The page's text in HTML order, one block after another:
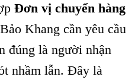
Đơn vị chuyển hàng
Bảo Khang cần yêu cầu
đúng là người nhận
nhầm lẫn. Đây là